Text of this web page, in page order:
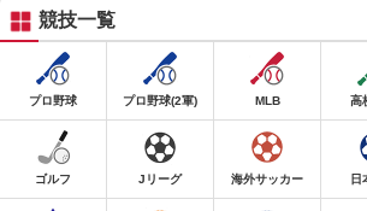
競技一覧
プロ野球 プロ野球(2軍) MLB 高
ゴルフ Jリーグ 海外サッカー 日